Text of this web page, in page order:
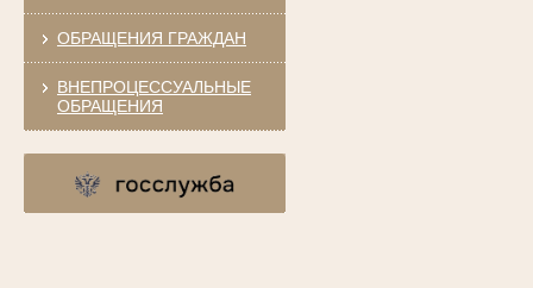
ОБРАЩЕНИЯ ГРАЖДАН
ВНЕПРОЦЕССУАЛЬНЫЕ
ОБРАЩЕНИЯ